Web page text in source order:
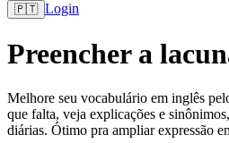
🇵🇹 Login
Preencher a
Melhore seu vocabulário em inglês
que falta, veja explicações e
diárias. Ótimo pra ampliar expressão